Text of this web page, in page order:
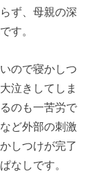
ず、母親の深
す。
ので寝かしつ
泣きしてしま
のも一苦労で
ど外部の刺激
しつけが完了
なしです。